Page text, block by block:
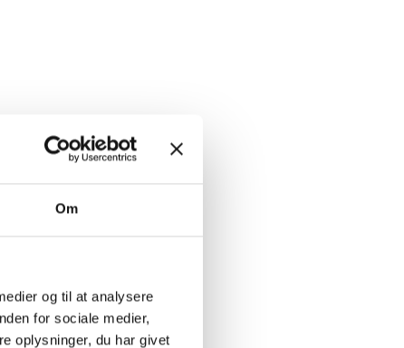
Om
og til at analysere
for sociale medier,
oplysninger, du har givet